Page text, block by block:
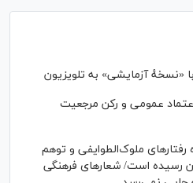
«نسخهٔ آزمایشی» به تلویزیون
عمومی و رکن مرجعیت
ملوک‌الطوایفی و توهم
رسیده است/ شعارهای فرهنگی